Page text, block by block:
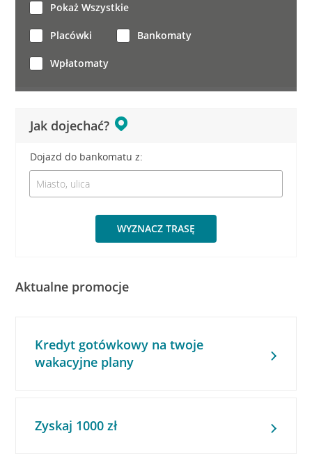
Jak dojechać?
Dojazd do bankomatu z:
WYZNACZ TRASĘ
Pokaż Wszystkie
Placówki Bankomaty
Wpłatomaty
Aktualne promocje
Kredyt gotówkowy na twoje
wakacyjne plany
Zyskaj 1000 zł